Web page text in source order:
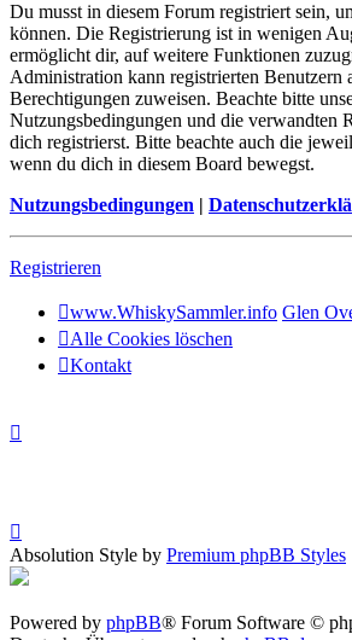
Du musst in diesem Forum registriert sein,
können. Die Registrierung ist in wenigen
ermöglicht dir, auf weitere Funktionen
Administration kann registrierten Benutzern
Berechtigungen zuweisen. Beachte bitte
Nutzungsbedingungen und die verwandten
dich registrierst. Bitte beachte auch die
wenn du dich in diesem Board bewegst.
Nutzungsbedingungen |
Registrieren
www.WhiskySammler.info Glen
Alle Cookies löschen
Kontakt
Absolution Style by Premium phpBB Styles
Powered by phpBB® Forum Software ©